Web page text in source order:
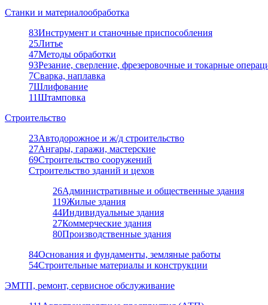
Станки и материалообработка
83Инструмент и станочные приспособления
25Литье
47Методы обработки
93Резание, сверление, фрезеровочные и токарные
7Сварка, наплавка
7Шлифование
11Штамповка
Строительство
23Автодорожное и ж/д строительство
27Ангары, гаражи, мастерские
69Строительство сооружений
Строительство зданий и цехов
26Административные и общественные здания
119Жилые здания
44Индивидуальные здания
27Коммерческие здания
80Производственные здания
84Основания и фундаменты, земляные работы
54Строительные материалы и конструкции
ЭМТП, ремонт, сервисное обслуживание